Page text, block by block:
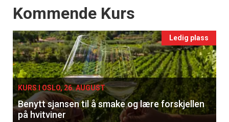
Events
Kommende Kurs
Ledig plass
KURS I OSLO, 26. AUGUST
Benytt sjansen til å smake og lære forskjellen
på hvitviner